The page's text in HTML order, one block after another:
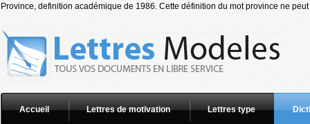
Province, definition académique de 1986. Cette définition du mot province ne
Accueil Lettres de motivation Lettres type